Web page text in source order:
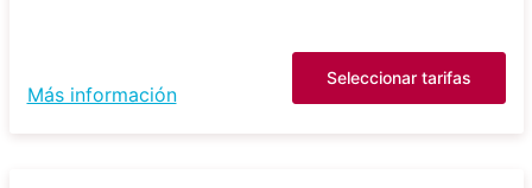
Más información
Seleccionar tarifas